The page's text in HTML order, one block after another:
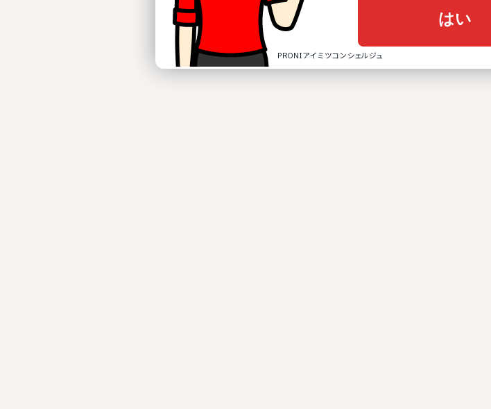
はい